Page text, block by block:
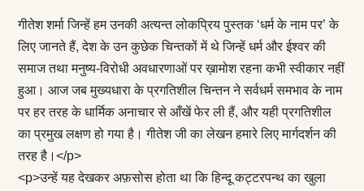
गीतेश शर्मा जिन्हें हम उनकी अत्यन्त लोकप्रिय पुस्तक ‘धर्म के नाम पर’ के
लिए जानते हैं, देश के उन कुछेक चिन्तकों में थे जिन्हें धर्म और ईश्वर की
समाज तथा मनुष्य-विरोधी अवधारणाओं पर ख़ामोश रहना कभी स्वीकार नहीं
हुआ। आज जब मुख्यधारा के प्रगतिशील चिन्तन ने सर्वधर्म समभाव के नाम
पर हर तरह के धार्मिक अनाचार से आँखें फेर ली हैं, और यही प्रगतिशील
का प्रमुख लक्षण हो गया है। गीतेश जी का लेखन हमारे लिए मार्गदर्शन की
तरह है।</p>
<p>उन्हें यह देखकर अफ़सोस होता था कि हिन्दू कट्टरपन्थ का खुला